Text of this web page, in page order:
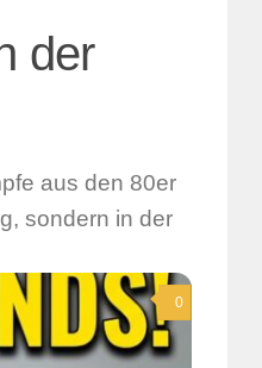
der
aus den 80er
sondern in der
0